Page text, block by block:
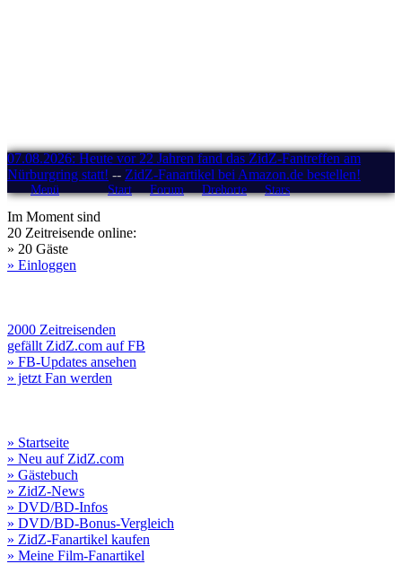
07.08.2026: Heute vor 22 Jahren fand das ZidZ-Fantreffen am
Nürburgring statt! -- ZidZ-Fanartikel bei Amazon.de bestellen!
Menü Start Forum Drehorte Stars
Im Moment sind
20 Zeitreisende online:
» 20 Gäste
» Einloggen
2000 Zeitreisenden
gefällt ZidZ.com auf FB
» FB-Updates ansehen
» jetzt Fan werden
» Startseite
» Neu auf ZidZ.com
» Gästebuch
» ZidZ-News
» DVD/BD-Infos
» DVD/BD-Bonus-Vergleich
» ZidZ-Fanartikel kaufen
» Meine Film-Fanartikel